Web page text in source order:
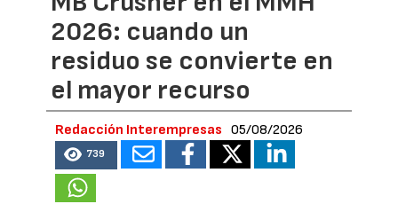
2026: cuando un
residuo se convierte en
el mayor recurso
Redacción Interempresas 05/08/2026
739